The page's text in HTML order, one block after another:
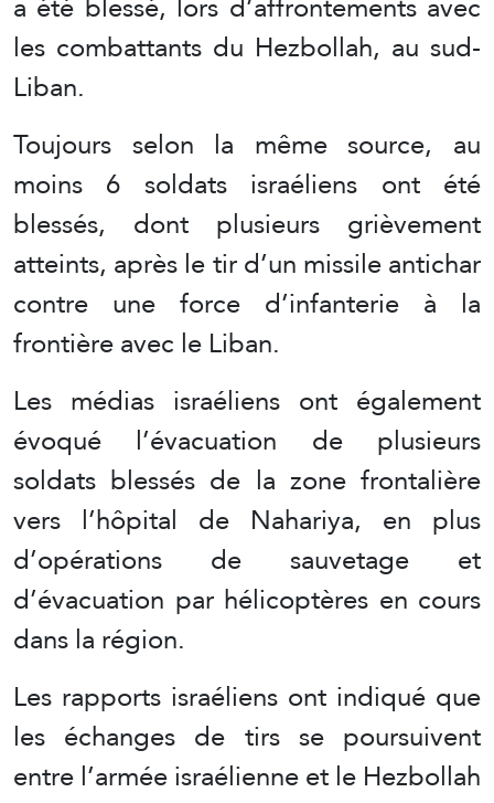
les combattants du Hezbollah, au sud-
Liban.
Toujours selon la même source, au
moins 6 soldats israéliens ont été
blessés, dont plusieurs grièvement
atteints, après le tir d’un missile antichar
contre une force d’infanterie à la
frontière avec le Liban.
Les médias israéliens ont également
évoqué l’évacuation de plusieurs
soldats blessés de la zone frontalière
vers l’hôpital de Nahariya, en plus
d’opérations de sauvetage et
d’évacuation par hélicoptères en cours
dans la région.
Les rapports israéliens ont indiqué que
les échanges de tirs se poursuivent
entre l’armée israélienne et le Hezbollah